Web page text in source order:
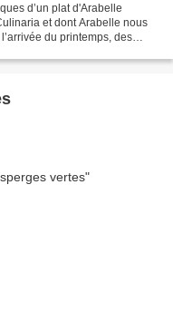
d’un plat d'Arabelle
et dont Arabelle nous
du printemps, des